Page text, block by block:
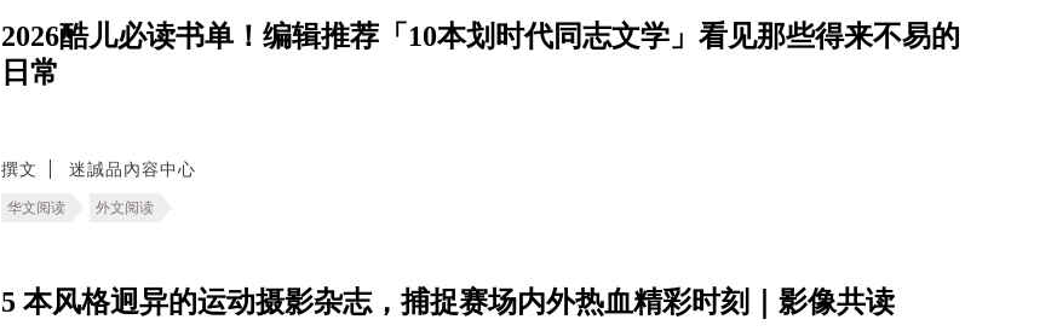
2026酷儿必读书单！编辑推荐「10本划时代同志文学」看见那些得来不易的
日常
撰文 迷誠品內容中心
华文阅读 外文阅读
5 本风格迥异的运动摄影杂志，捕捉赛场内外热血精彩时刻｜影像共读